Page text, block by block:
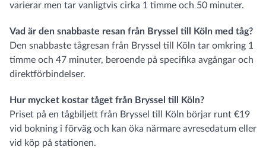
varierar men tar vanligtvis cirka 1 timme och 50 minuter.
Vad är den snabbaste resan från Bryssel till Köln med tåg?
Den snabbaste tågresan från Bryssel till Köln tar omkring 1
timme och 47 minuter, beroende på specifika avgångar och
direktförbindelser.
Hur mycket kostar tåget från Bryssel till Köln?
Priset på en tågbiljett från Bryssel till Köln börjar runt €19
vid bokning i förväg och kan öka närmare avresedatum eller
vid köp på stationen.